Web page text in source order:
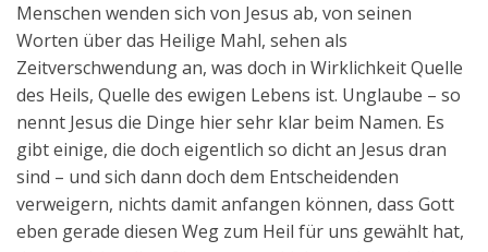
Menschen wenden sich von Jesus ab, von seinen
Worten über das Heilige Mahl, sehen als
Zeitverschwendung an, was doch in Wirklichkeit Quelle
des Heils, Quelle des ewigen Lebens ist. Unglaube – so
nennt Jesus die Dinge hier sehr klar beim Namen. Es
gibt einige, die doch eigentlich so dicht an Jesus dran
sind – und sich dann doch dem Entscheidenden
verweigern, nichts damit anfangen können, dass Gott
eben gerade diesen Weg zum Heil für uns gewählt hat,